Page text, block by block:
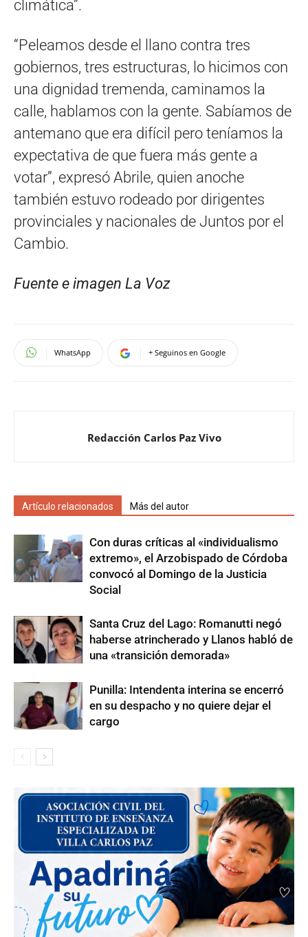
climática”.
“Peleamos desde el llano contra tres
gobiernos, tres estructuras, lo hicimos con
una dignidad tremenda, caminamos la
calle, hablamos con la gente. Sabíamos de
antemano que era difícil pero teníamos la
expectativa de que fuera más gente a
votar”, expresó Abrile, quien anoche
también estuvo rodeado por dirigentes
provinciales y nacionales de Juntos por el
Cambio.
Fuente e imagen La Voz
WhatsApp + Seguinos en Google
Redacción Carlos Paz Vivo
Artículo relacionados Más del autor
Con duras críticas al «individualismo
extremo», el Arzobispado de Córdoba
convocó al Domingo de la Justicia
Social
Santa Cruz del Lago: Romanutti negó
haberse atrincherado y Llanos habló de
una «transición demorada»
Punilla: Intendenta interina se encerró
en su despacho y no quiere dejar el
cargo